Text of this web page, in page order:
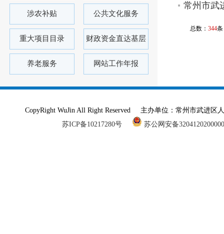
涉农补贴 公共文化服务
重大项目目录 财政资金直达基层
养老服务 网站工作年报
常州市武
总数： 344
CopyRight WuJin All Right Reserved 主办单位：常州市武进
苏ICP备10217280号
苏公网安备